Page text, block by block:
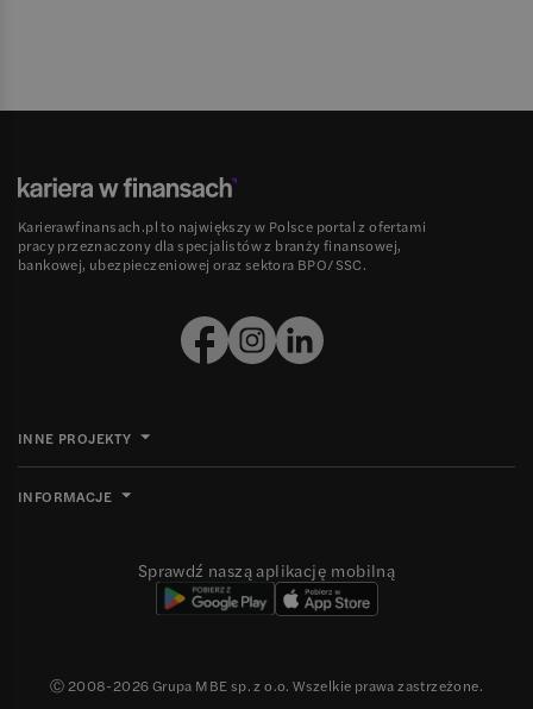
Karierawfinansach.pl to największy w Polsce portal z ofertami
pracy przeznaczony dla specjalistów z branży finansowej,
bankowej, ubezpieczeniowej oraz sektora BPO/SSC.
INNE PROJEKTY
INFORMACJE
Sprawdź naszą aplikację mobilną
Ⓒ 2008-2026Grupa MBE sp. z o.o. Wszelkie prawa zastrzeżone.